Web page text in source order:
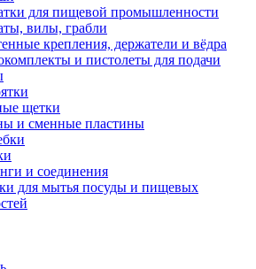
для пищевой промышленности
вилы, грабли
крепления, держатели и вёдра
и пистолеты для подачи
щетки
и сменные пластины
и соединения
для мытья посуды и пищевых